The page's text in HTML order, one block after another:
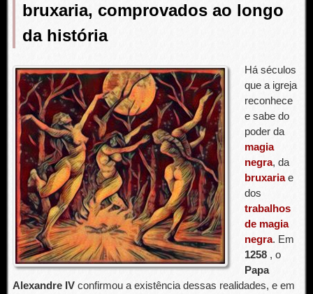
bruxaria, comprovados ao longo
da história
Há séculos
que a igreja
reconhece
e sabe do
poder da
magia
negra, da
bruxariae
dos
trabalhos
de magia
negra. Em
1258, o
Papa
Alexandre IVconfirmou a existência dessas realidades, e em